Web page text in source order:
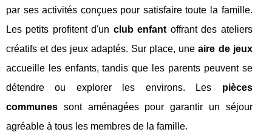
par ses activités conçues pour satisfaire toute la famille.
Les petits profitent d'un club enfant offrant des ateliers
créatifs et des jeux adaptés. Sur place, uneaire de jeux
accueille les enfants, tandis que les parents peuvent se
détendre ou explorer les environs. Les pièces
communes sont aménagées pour garantir un séjour
agréable à tous les membres de la famille.